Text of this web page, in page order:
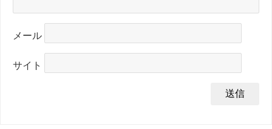
メール
サイト